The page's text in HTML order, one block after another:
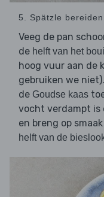
5. Spätzle bereiden
Veeg de pan
de helft van het
hoog vuur aan de
gebruiken we
de Goudse kaas
vocht verdampt is
en breng op
helft van de